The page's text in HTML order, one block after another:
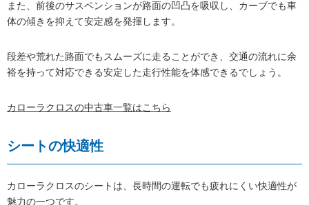
また、前後のサスペンションが路面の凹凸を吸収し、カーブでも車
体の傾きを抑えて安定感を発揮します。
段差や荒れた路面でもスムーズに走ることができ、交通の流れに余
裕を持って対応できる安定した走行性能を体感できるでしょう。
カローラクロスの中古車一覧はこちら
シートの快適性
カローラクロスのシートは、長時間の運転でも疲れにくい快適性が
魅力の一つです。